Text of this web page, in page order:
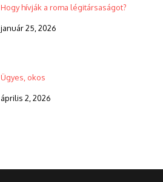
Hogy hívják a roma légitársaságot?
január 25, 2026
Ügyes, okos
április 2, 2026